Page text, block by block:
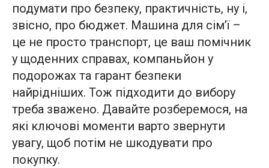
подумати про безпеку, практичність, ну і,
звісно, про бюджет. Машина для сім’ї –
це не просто транспорт, це ваш помічник
у щоденних справах, компаньйон у
подорожах та гарант безпеки
найрідніших. Тож підходити до вибору
треба зважено. Давайте розберемося, на
які ключові моменти варто звернути
увагу, щоб потім не шкодувати про
покупку.